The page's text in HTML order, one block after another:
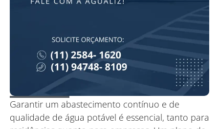
Garantir um abastecimento contínuo e de
qualidade de água potável é essencial, tanto para